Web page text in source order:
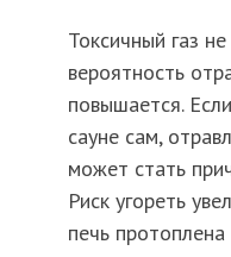
Токсичный газ
вероятность
повышается.
сауне сам,
может стать
Риск угореть
печь